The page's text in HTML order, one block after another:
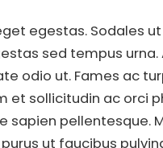
egestas. Sodales
sed tempus
odio ut. Fames ac
et sollicitudin ac orci
pellentesque.
ut faucibus